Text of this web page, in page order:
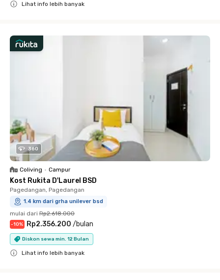
Lihat info lebih banyak
360
Coliving • Campur
Kost Rukita D'Laurel BSD
Pagedangan, Pagedangan
1.4 km dari grha unilever bsd
mulai dari Rp2.618.000
-10% Rp2.356.200 /bulan
Diskon sewa min. 12 Bulan
Lihat info lebih banyak